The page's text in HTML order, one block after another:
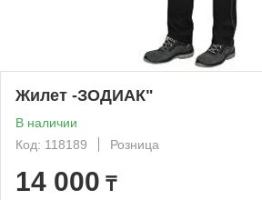
Жилет -ЗОДИАК"
В наличии
Код: 118189
Розница
14 000 ₸